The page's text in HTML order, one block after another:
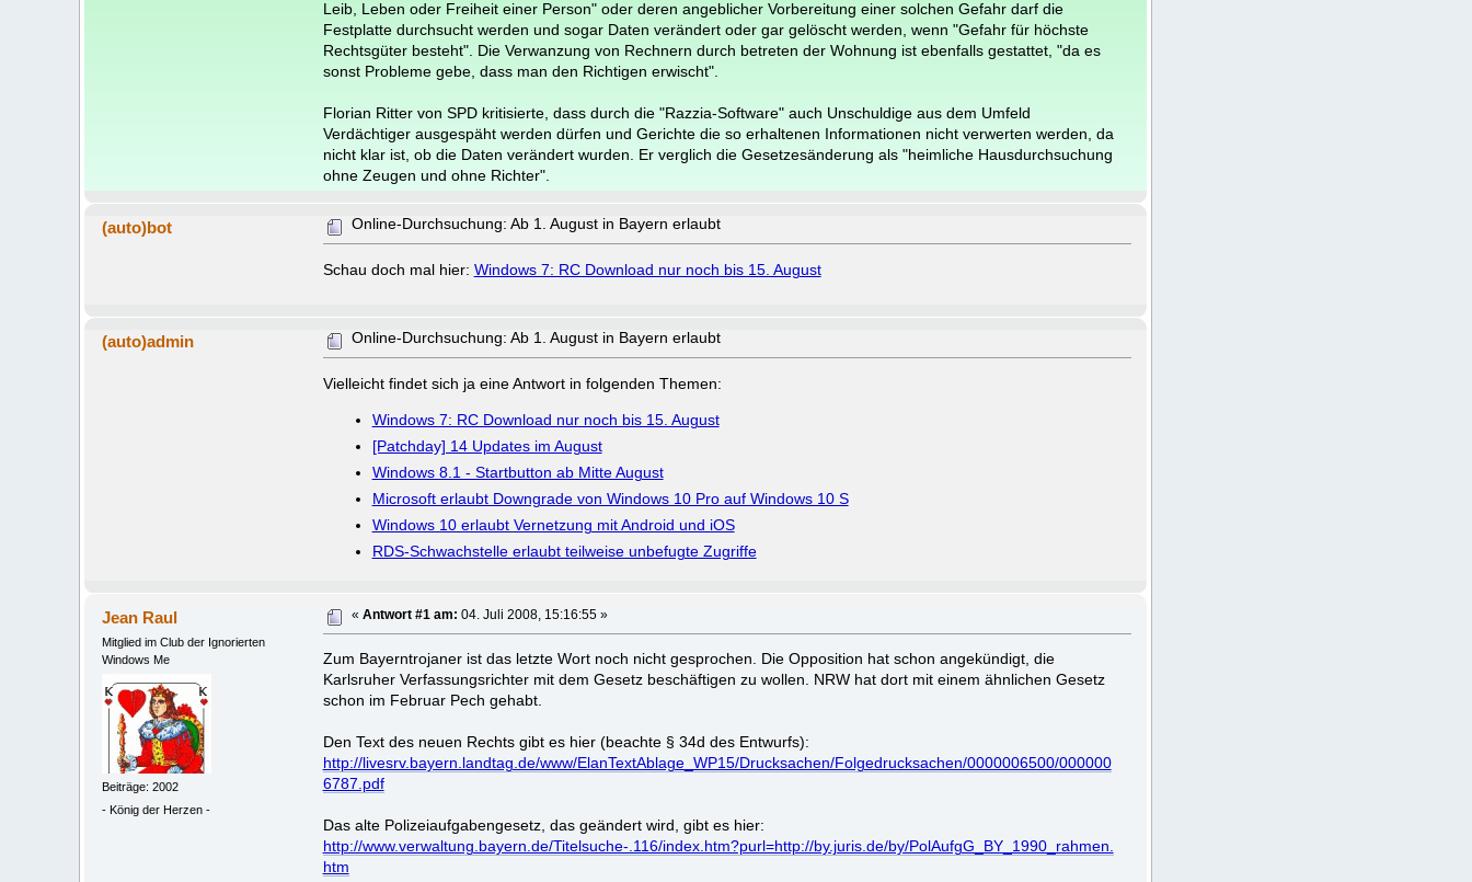
Leib, Leben oder Freiheit einer Person" oder deren angeblicher Vorbereitung einer solchen Gefahr darf die
Festplatte durchsucht werden und sogar Daten verändert oder gar gelöscht werden, wenn "Gefahr für höchste
Rechtsgüter besteht". Die Verwanzung von Rechnern durch betreten der Wohnung ist ebenfalls gestattet, "da es
sonst Probleme gebe, dass man den Richtigen erwischt".
Florian Ritter von SPD kritisierte, dass durch die "Razzia-Software" auch Unschuldige aus dem Umfeld
Verdächtiger ausgespäht werden dürfen und Gerichte die so erhaltenen Informationen nicht verwerten werden, da
nicht klar ist, ob die Daten verändert wurden. Er verglich die Gesetzesänderung als "heimliche Hausdurchsuchung
ohne Zeugen und ohne Richter".
(auto)bot Online-Durchsuchung: Ab 1. August in Bayern erlaubt
Schau doch mal hier: Windows 7: RC Download nur noch bis 15. August
(auto)admin Online-Durchsuchung: Ab 1. August in Bayern erlaubt
Vielleicht findet sich ja eine Antwort in folgenden Themen:
Windows 7: RC Download nur noch bis 15. August
[Patchday] 14 Updates im August
Windows 8.1 - Startbutton ab Mitte August
Microsoft erlaubt Downgrade von Windows 10 Pro auf Windows 10 S
Windows 10 erlaubt Vernetzung mit Android und iOS
RDS-Schwachstelle erlaubt teilweise unbefugte Zugriffe
Jean Raul
Mitglied im Club der Ignorierten
Windows Me
Beiträge: 2002
- König der Herzen -
«Antwort #1 am: 04. Juli 2008, 15:16:55 »
Zum Bayerntrojaner ist das letzte Wort noch nicht gesprochen. Die Opposition hat schon angekündigt, die
Karlsruher Verfassungsrichter mit dem Gesetz beschäftigen zu wollen. NRW hat dort mit einem ähnlichen Gesetz
schon im Februar Pech gehabt.
Den Text des neuen Rechts gibt es hier (beachte § 34d des Entwurfs):
http://livesrv.bayern.landtag.de/www/ElanTextAblage_WP15/Drucksachen/Folgedrucksachen/0000006500/000000
6787.pdf
Das alte Polizeiaufgabengesetz, das geändert wird, gibt es hier:
http://www.verwaltung.bayern.de/Titelsuche-.116/index.htm?purl=http://by.juris.de/by/PolAufgG_BY_1990_rahmen.
htm